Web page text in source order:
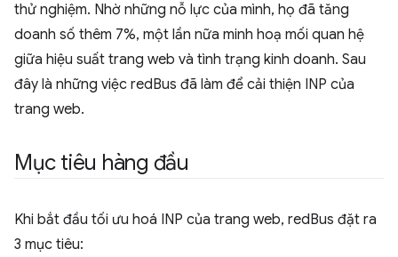
thử nghiệm. Nhờ những nỗ lực của mình, họ đã tăng
doanh số thêm 7%, một lần nữa minh hoạ mối quan hệ
giữa hiệu suất trang web và tình trạng kinh doanh. Sau
đây là những việc redBus đã làm để cải thiện INP của
trang web.
Mục tiêu hàng đầu
Khi bắt đầu tối ưu hoá INP của trang web, redBus đặt ra
3 mục tiêu: